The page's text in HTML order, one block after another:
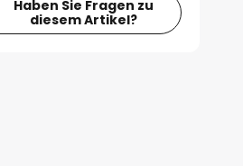
Haben Sie Fragen zu
diesem Artikel?